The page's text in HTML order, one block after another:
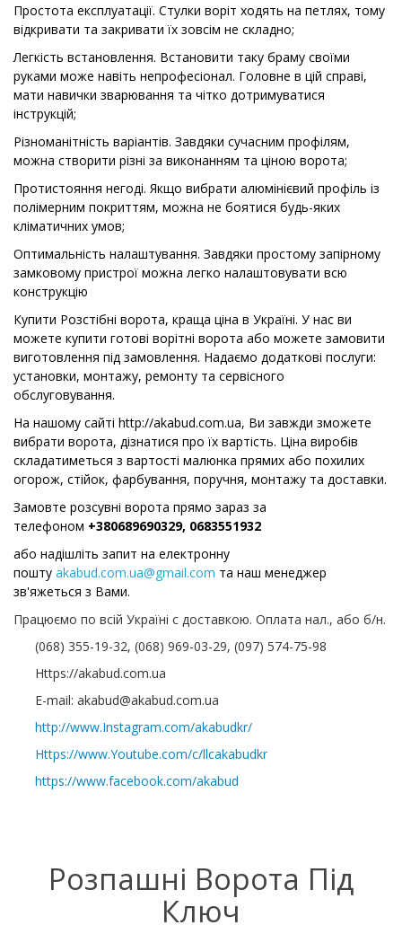
Простота експлуатації. Стулки воріт ходять на петлях, тому
відкривати та закривати їх зовсім не складно;
Легкість встановлення. Встановити таку браму своїми
руками може навіть непрофесіонал. Головне в цій справі,
мати навички зварювання та чітко дотримуватися
інструкцій;
Різноманітність варіантів. Завдяки сучасним профілям,
можна створити різні за виконанням та ціною ворота;
Протистояння негоді. Якщо вибрати алюмінієвий профіль із
полімерним покриттям, можна не боятися будь-яких
кліматичних умов;
Оптимальність налаштування. Завдяки простому запірному
замковому пристрої можна легко налаштовувати всю
конструкцію
Купити Розстібні ворота, краща ціна в Україні. У нас ви
можете купити готові ворітні ворота або можете замовити
виготовлення під замовлення. Надаємо додаткові послуги:
установки, монтажу, ремонту та сервісного
обслуговування.
На нашому сайті http://akabud.com.ua, Ви завжди зможете
вибрати ворота, дізнатися про їх вартість. Ціна виробів
складатиметься з вартості малюнка прямих або похилих
огорож, стійок, фарбування, поручня, монтажу та доставки.
Замовте розсувні ворота прямо зараз за
телефоном +380689690329, 0683551932
або надішліть запит на електронну
пошту akabud.com.ua@gmail.com та наш менеджер
зв'яжеться з Вами.
Працюємо по всій Україні с доставкою. Оплата нал., або б/н.
(068) 355-19-32, (068) 969-03-29, (097) 574-75-98
Https://akabud.com.ua
E-mail: akabud@akabud.com.ua
http://www.Instagram.com/akabudkr/
Https://www.Youtube.com/c/llcakabudkr
https://www.facebook.com/akabud
Розпашні Ворота Під
Ключ